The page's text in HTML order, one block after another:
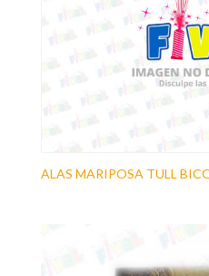
ALAS MARIPOSA TULL